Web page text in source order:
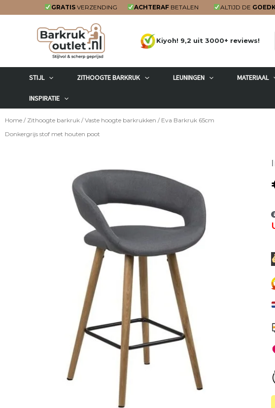
GRATIS VERZENDING ACHTERAF BETALEN ALTIJD DE
Kiyoh! 9,2 uit 3000+ reviews!
STIJL ZITHOOGTE BARKRUK LEUNINGEN MATERIAAL
INSPIRATIE
Home / Zithoogte barkruk / Vaste hoogte barkrukken / Eva Barkruk 65cm
Donkergrijs stof met houten poot